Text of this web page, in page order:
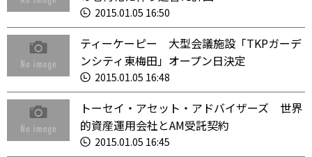
2015.01.05 16:50
ティーケーピー 大型会議施設「TKPガーデ
ンシティ東梅田」オープン日決定
2015.01.05 16:48
トーセイ・アセット・アドバイザーズ 世界
的資産運用会社とAM受託契約
2015.01.05 16:45